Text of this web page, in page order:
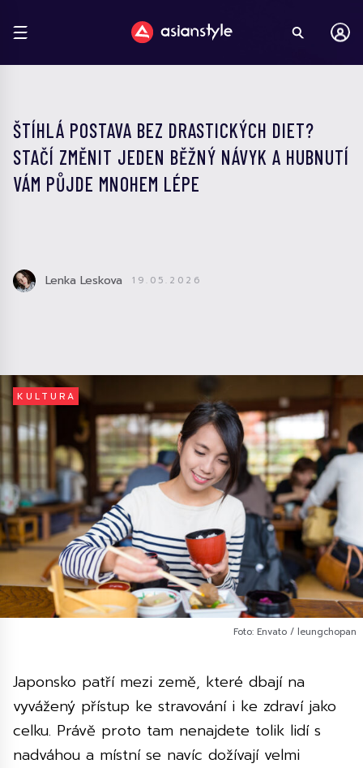
ŠTÍHLÁ POSTAVA BEZ DRASTICKÝCH DIET?
STAČÍ ZMĚNIT JEDEN BĚŽNÝ NÁVYK A HUBNUTÍ
VÁM PŮJDE MNOHEM LÉPE
Lenka Leskova 19.05.2026
KULTURA
Foto: Envato / leungchopan
Japonsko patří mezi země, které dbají na
vyvážený přístup ke stravování i ke zdraví jako
celku. Právě proto tam nenajdete tolik lidí s
nadváhou a místní se navíc dožívají velmi